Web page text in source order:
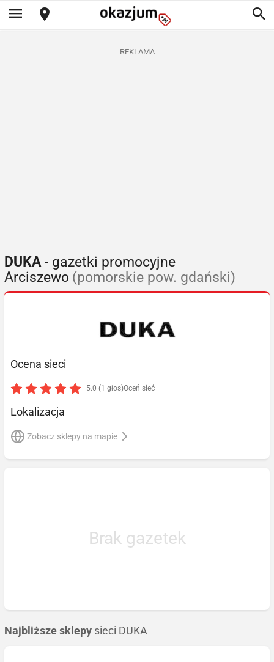
REKLAMA
DUKA- gazetki promocyjne
Arciszewo (pomorskie pow. gdański)
Ocena sieci
5.0 (1 głos)Oceń sieć
Lokalizacja
Zobacz sklepy na mapie
Brak gazetek
Najbliższe sklepy sieci DUKA